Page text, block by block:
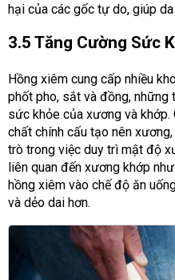
hại của các gốc tự do, giúp
3.5 Tăng Cường Sức
Hồng xiêm cung cấp nhiều
phốt pho, sắt và đồng, những
sức khỏe của xương và khớp.
chất chính cấu tạo nên
trò trong việc duy trì mật độ
liên quan đến xương khớp
hồng xiêm vào chế độ ăn
và dẻo dai hơn.